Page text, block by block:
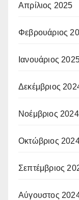
Απρίλιος 2025
Φεβρουάριος
Ιανουάριος
Δεκέμβριος
Νοέμβριος 2024
Οκτώβριος
Σεπτέμβριος
Αύγουστος